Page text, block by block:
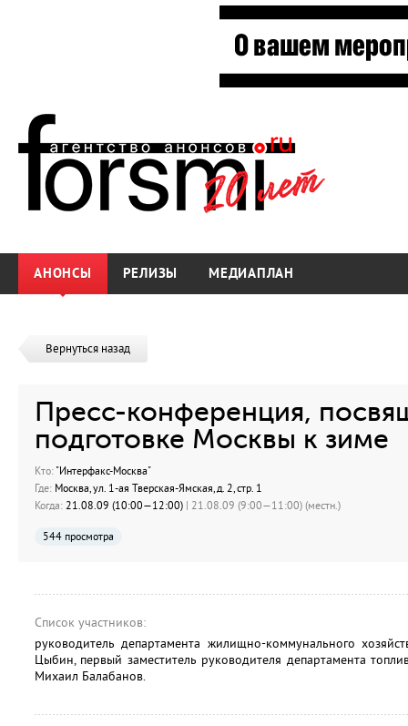
АНОНСЫ РЕЛИЗЫ МЕДИАПЛАН
Вернуться назад
Пресс-конференция,
подготовке Москвы к зиме
Кто: "Интерфакс-Москва"
Где: Москва, ул. 1-ая Тверская-Ямская, д. 2, стр. 1
Когда: 21.08.09 (10:00—12:00) | 21.08.09 (9:00—11:00) (местн.)
544 просмотра
Список участников:
руководитель департамента жилищно-коммунального
Цыбин, первый заместитель руководителя департамента
Михаил Балабанов.